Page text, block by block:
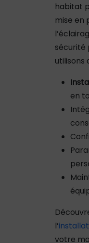
habitat
mise en
sécurité
utilisons
en
l’
votre